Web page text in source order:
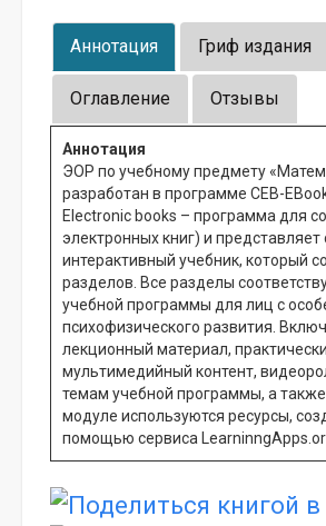
Аннотация Гриф издания
Оглавление Отзывы
Аннотация
ЭОР по учебному предмету
разработан в программе CEB-
Electronic books – программа для
электронных книг) и представляет
интерактивный учебник, который
разделов. Все разделы
учебной программы для лиц с
психофизического развития.
лекционный материал,
мультимедийный контент,
темам учебной программы, а
модуле используются ресурсы,
помощью сервиса